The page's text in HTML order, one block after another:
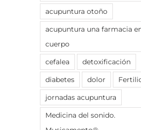
acupuntura otoño
acupuntura una farmacia
cuerpo
cefalea
detoxificación
diabetes
dolor
jornadas acupuntura
Medicina del sonido.